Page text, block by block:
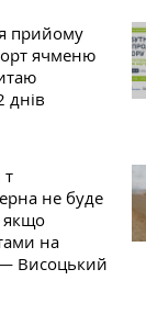
прийому
ячменю
днів
т
не буде
якщо
на
Висоцький